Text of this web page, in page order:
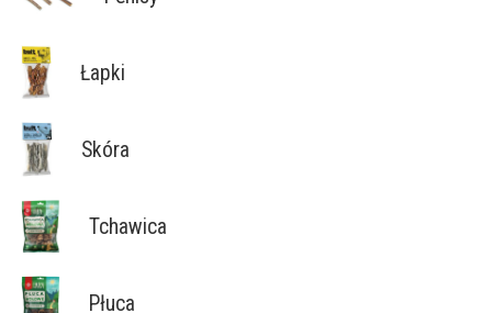
Łapki
Skóra
Tchawica
Płuca